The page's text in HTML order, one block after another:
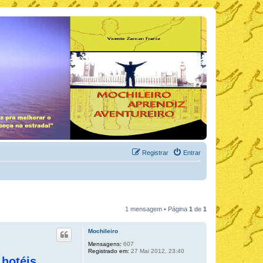
Entrar
Registrar
1 mensagem • Página 1 de 1
Mochileiro
Mensagens: 607
Registrado em: 27 Mai 2012, 23:40